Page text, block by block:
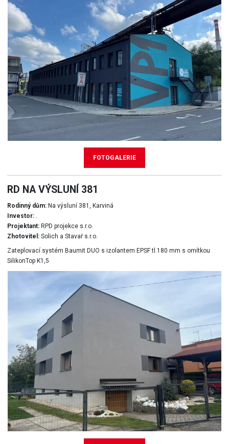
FOTOGALERIE
RD NA VÝSLUNÍ 381
Rodinný dům:Na výsluní 381, Karviná
Investor:.
Projektant:RPD projekce s.r.o.
Zhotovitel:Solich a Stavař s.r.o.
Zateplovací systém Baumit DUO s izolantem EPSF tl.180 mm s omítkou
SilikonTop K1,5